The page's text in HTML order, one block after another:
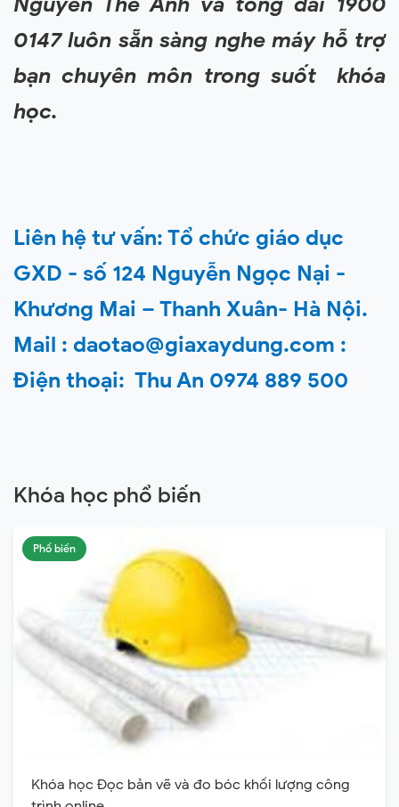
0147 luôn sẵn sàng nghe máy hỗ trợ
bạn chuyên môn trong suốt
khóa
học.
Liên hệ tư vấn: Tổ chức giáo dục
GXD - số 124 Nguyễn Ngọc Nại -
Khương Mai – Thanh Xuân- Hà Nội.
Mail : daotao@giaxaydung.com :
Điện thoại: Thu An 0974 889 500
Khóa học phổ biến
Phổ biến
Khóa học Đọc bản vẽ và đo bóc khối lượng công